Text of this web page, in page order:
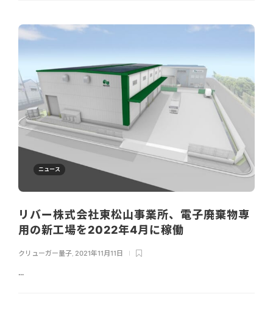
ニュース
リバー株式会社東松山事業所、電子廃棄物専
用の新工場を2022年4月に稼働
クリューガー量子 2021年11月11日
...